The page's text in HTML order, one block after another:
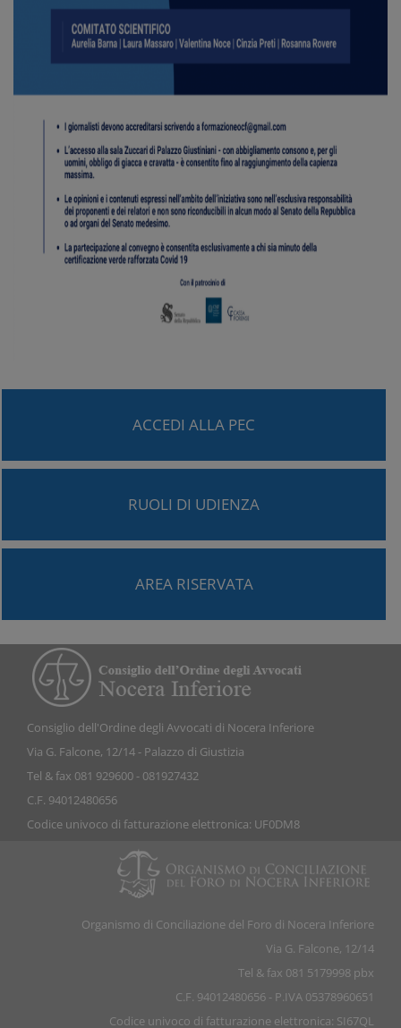
ACCEDI ALLA PEC
RUOLI DI UDIENZA
AREA RISERVATA
Consiglio dell'Ordine degli Avvocati di Nocera Inferiore
Via G. Falcone, 12/14 - Palazzo di Giustizia
Tel & fax 081 929600 - 081927432
C.F. 94012480656
Codice univoco di fatturazione elettronica: UF0DM8
Organismo di Conciliazione del Foro di Nocera Inferiore
Via G. Falcone, 12/14
Tel & fax 081 5179998 pbx
C.F. 94012480656 - P.IVA 05378960651
Codice univoco di fatturazione elettronica: SI67QL